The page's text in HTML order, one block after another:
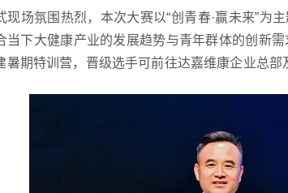
现场氛围热烈，本次大赛以“创青春·赢未来”为
当下大健康产业的发展趋势与青年群体的创新
暑期特训营，晋级选手可前往达嘉维康企业总部